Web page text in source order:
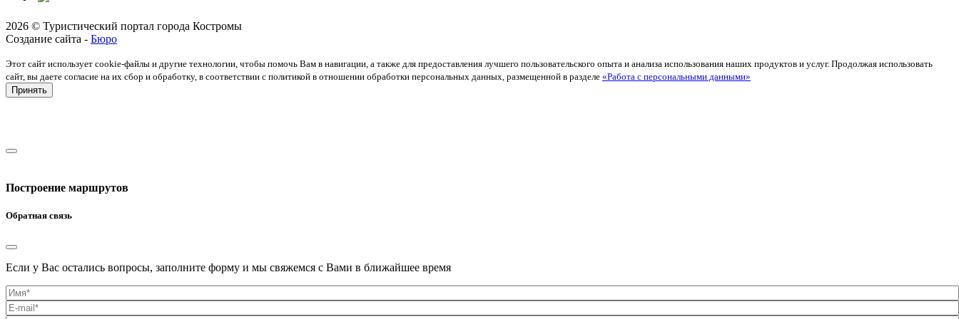
2026 © Туристический портал города Костромы
Создание сайта - Бюро
Этот сайт использует cookie-файлы и другие технологии, чтобы помочь Вам в навигации, а также для предоставления лучшего пользовательского опыта и анализа использования наших продуктов и услуг. Продолжая использовать
сайт, вы даете согласие на их сбор и обработку, в соответствии с политикой в отношении обработки персональных данных, размещенной в разделе «Работа с персональными данными»
Принять
Построение маршрутов
Обратная связь
Если у Вас остались вопросы, заполните форму и мы свяжемся с Вами в ближайшее время